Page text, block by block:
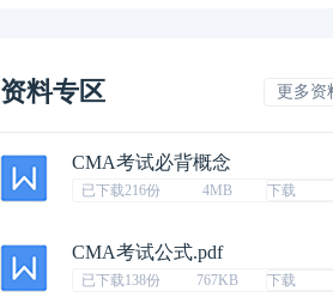
资料专区 更多资
CMA考试必背概念
已下载216份 4MB 下载
CMA考试公式.pdf
已下载138份 767KB 下载